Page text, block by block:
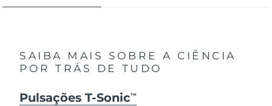
SAIBA MAIS SOBRE A CIÊNCIA
POR TRÁS DE TUDO
Pulsações T-SonicTM